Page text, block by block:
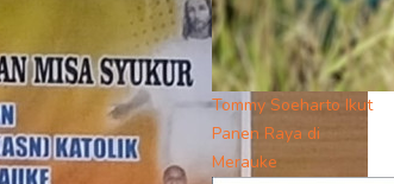
Tommy Soeharto Ikut
Panen Raya di
Merauke